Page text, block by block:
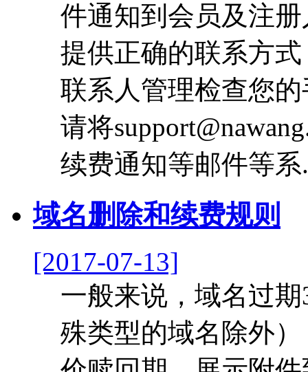
件通知到会员及注
提供正确的联系方
联系人管理检查您
请将
续费通知等邮件等
域名删除和续费规则
[2017-07-13]
一般来说，域名过
殊类型的域名除外